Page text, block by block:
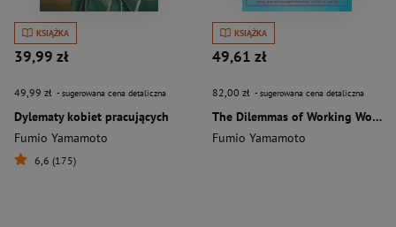
KSIĄŻKA
39,99 zł
49,99 zł - sugerowana cena detaliczna
Dylematy kobiet pracujących
Fumio Yamamoto
6,6 (175)
KSIĄŻKA
49,61 zł
82,00 zł - sugerowana cena detaliczna
The Dilemmas of Working Women. The Japanese Bestseller wer. angielska
Fumio Yamamoto